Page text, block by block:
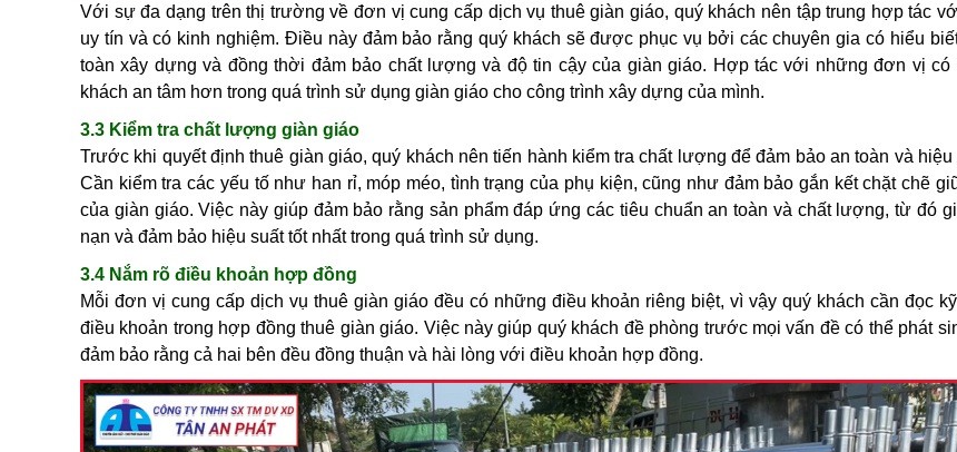
Với sự đa dạng trên thị trường về đơn vị cung cấp dịch vụ thuê giàn giáo, quý khách nên tập trung hợp tác
uy tín và có kinh nghiệm. Điều này đảm bảo rằng quý khách sẽ được phục vụ bởi các chuyên gia có hiểu
toàn xây dựng và đồng thời đảm bảo chất lượng và độ tin cậy của giàn giáo. Hợp tác với những đơn vị có
khách an tâm hơn trong quá trình sử dụng giàn giáo cho công trình xây dựng của mình.
3.3 Kiểm tra chất lượng giàn giáo
Trước khi quyết định thuê giàn giáo, quý khách nên tiến hành kiểm tra chất lượng để đảm bảo an toàn và hiệu
Cần kiểm tra các yếu tố như han rỉ, móp méo, tình trạng của phụ kiện, cũng như đảm bảo gắn kết chặt chẽ
của giàn giáo. Việc này giúp đảm bảo rằng sản phẩm đáp ứng các tiêu chuẩn an toàn và chất lượng, từ đó
nạn và đảm bảo hiệu suất tốt nhất trong quá trình sử dụng.
3.4 Nắm rõ điều khoản hợp đồng
Mỗi đơn vị cung cấp dịch vụ thuê giàn giáo đều có những điều khoản riêng biệt, vì vậy quý khách cần đọc
điều khoản trong hợp đồng thuê giàn giáo. Việc này giúp quý khách đề phòng trước mọi vấn đề có thể phát
đảm bảo rằng cả hai bên đều đồng thuận và hài lòng với điều khoản hợp đồng.